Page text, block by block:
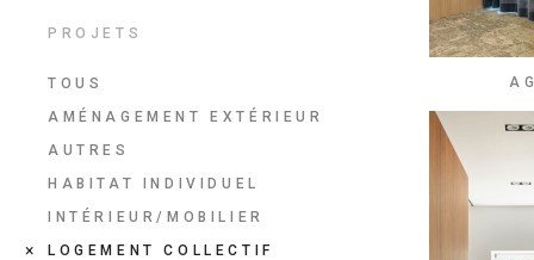
PROJETS
TOUS
AMÉNAGEMENT EXTÉRIEUR
AUTRES
HABITAT INDIVIDUEL
INTÉRIEUR/MOBILIER
LOGEMENT COLLECTIF